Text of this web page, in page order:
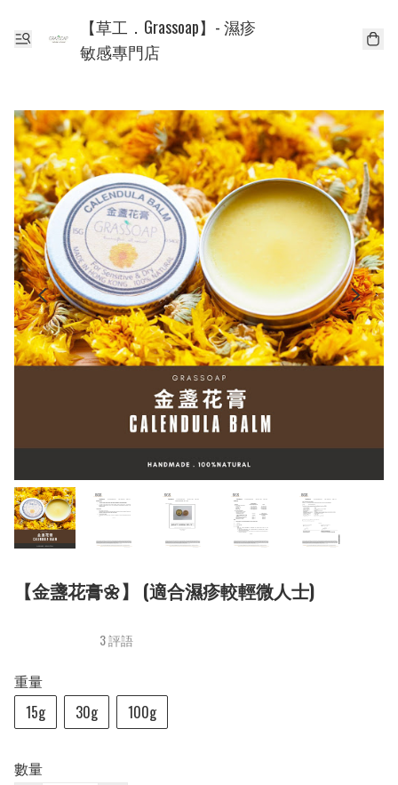
【草工．Grassoap】- 濕疹
敏感專門店
【金盞花膏🌼】 (適合濕疹較輕微人士)
3 評語
重量
15g
30g 100g
數量